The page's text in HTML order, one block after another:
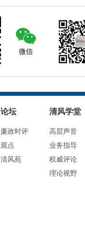
微信
论坛
廉政时评
观点
清风苑
清风学堂
高层声音
业务指导
权威评论
理论视野